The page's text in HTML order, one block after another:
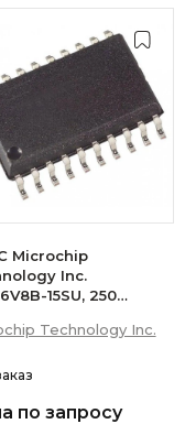
Microchip
Inc.
15SU, 250
питание 5В 20-Pin
Technology Inc.
по запросу